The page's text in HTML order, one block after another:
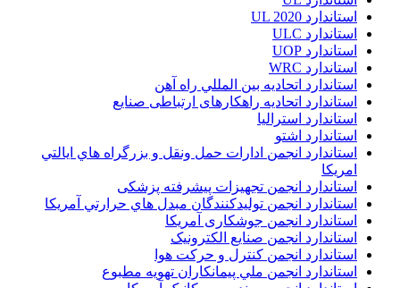
استاندارد UL 2020
استاندارد ULC
استاندارد UOP
استاندارد WRC
استاندارد اتحاديه بين المللي راه آهن
استاندارد اتحادیه راهکارهای ارتباطی صنایع
استاندارد استرالیا
استاندارد اشتو
استاندارد انجمن ادارات حمل ونقل و بزرگراه هاي ايالتي
امريکا
استاندارد انجمن تجهیزات پیشرفته پزشکی
استاندارد انجمن توليدکنندگان مبدل هاي حرارتي آمريکا
استاندارد انجمن جوشکاری آمریکا
استاندارد انجمن صنايع الکترونيک
استاندارد انجمن کنترل و حرکت هوا
استاندارد انجمن ملي پيمانکاران تهويه مطبوع